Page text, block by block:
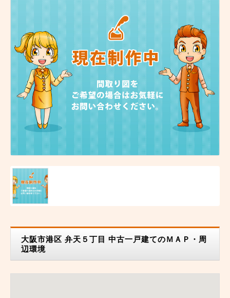
大阪市港区 弁天５丁目 中古一戸建てのＭＡＰ・周
辺環境